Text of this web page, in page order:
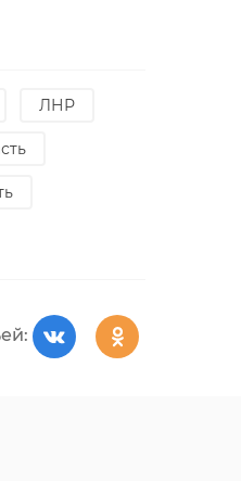
ЛНР
и
депутат от
Госдумы
развитию